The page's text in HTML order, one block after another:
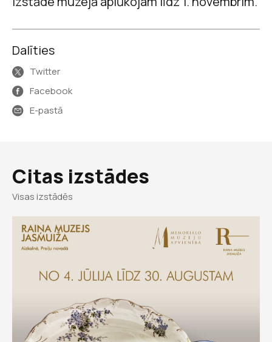
Dalīties
Twitter
Facebook
E-pastā
Citas izstādes
Visas izstādēs